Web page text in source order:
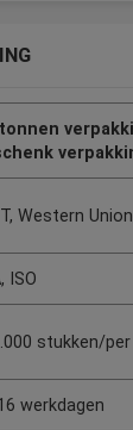
Western
ISO
stukken/
werkdagen